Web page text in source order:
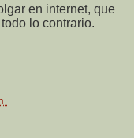
en internet, que
lo contrario.